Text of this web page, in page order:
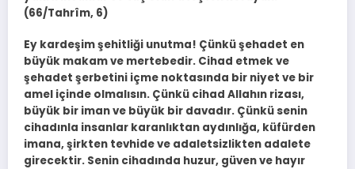
(66/Tahrîm, 6)
Ey kardeşim şehitliği unutma! Çünkü şehadet en
büyük makam ve mertebedir. Cihad etmek ve
şehadet şerbetini içme noktasında bir niyet ve bir
amel içinde olmalısın. Çünkü cihad Allahın rizası,
büyük bir iman ve büyük bir davadır. Çünkü senin
cihadınla insanlar karanlıktan aydınlığa, küfürden
imana, şirkten tevhide ve adaletsizlikten adalete
girecektir. Senin cihadında huzur, güven ve hayır